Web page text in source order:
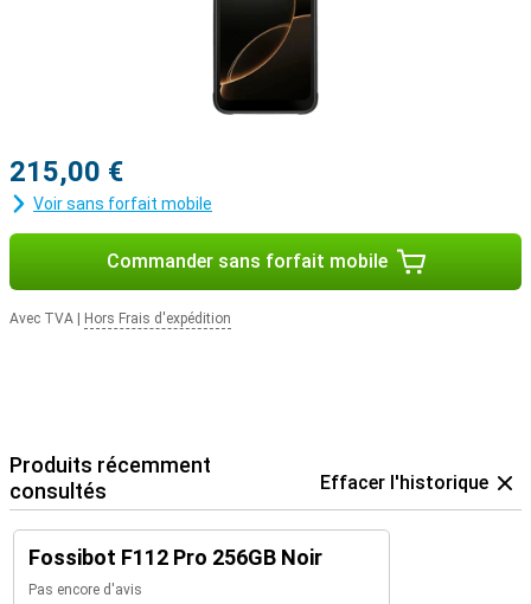
215,00 €
Voir sans forfait mobile
Commander sans forfait mobile
Avec TVA Hors Frais d'expédition
Produits récemment
consultés
Effacer l'historique
Fossibot F112 Pro 256GB Noir
Pas encore d'avis